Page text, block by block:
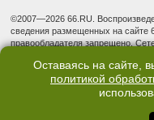
©2007—2026 66.RU.
сведения размещенных на сайте
правообладателя запрещено.
надзору в сфере связи,
(Роскомнадзор).
Учредитель: Общество с
3, оф. 7015 Фактический адрес
Оставаясь на сайте,
политикой